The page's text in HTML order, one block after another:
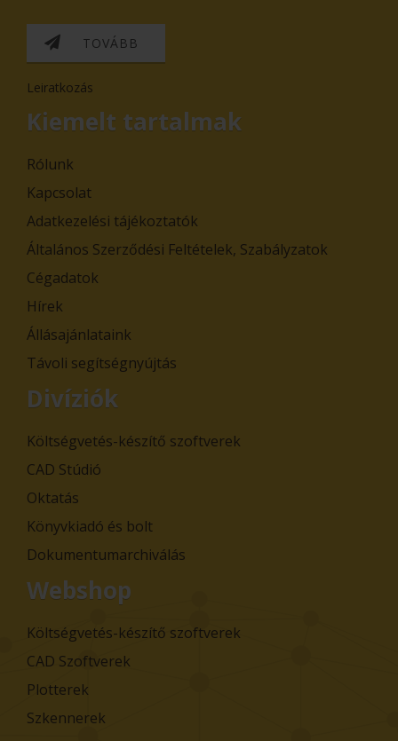
TOVÁBB
Leiratkozás
Kiemelt tartalmak
Rólunk
Kapcsolat
Adatkezelési tájékoztatók
Általános Szerződési Feltételek, Szabályzatok
Cégadatok
Hírek
Állásajánlataink
Távoli segítségnyújtás
Divíziók
Költségvetés-készítő szoftverek
CAD Stúdió
Oktatás
Könyvkiadó és bolt
Dokumentumarchiválás
Webshop
Költségvetés-készítő szoftverek
CAD Szoftverek
Plotterek
Szkennerek